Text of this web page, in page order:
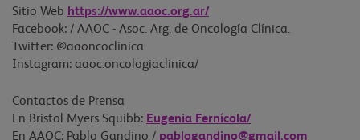
Sitio Web https://www.aaoc.org.ar/
Facebook: / AAOC - Asoc. Arg. de Oncología Clínica.
Twitter: @aaoncoclinica
Instagram: aaoc.oncologiaclinica/
Contactos de Prensa
En Bristol Myers Squibb: Eugenia Fernícola/
En AAOC: Pablo Gandino / pablogandino@gmail.com